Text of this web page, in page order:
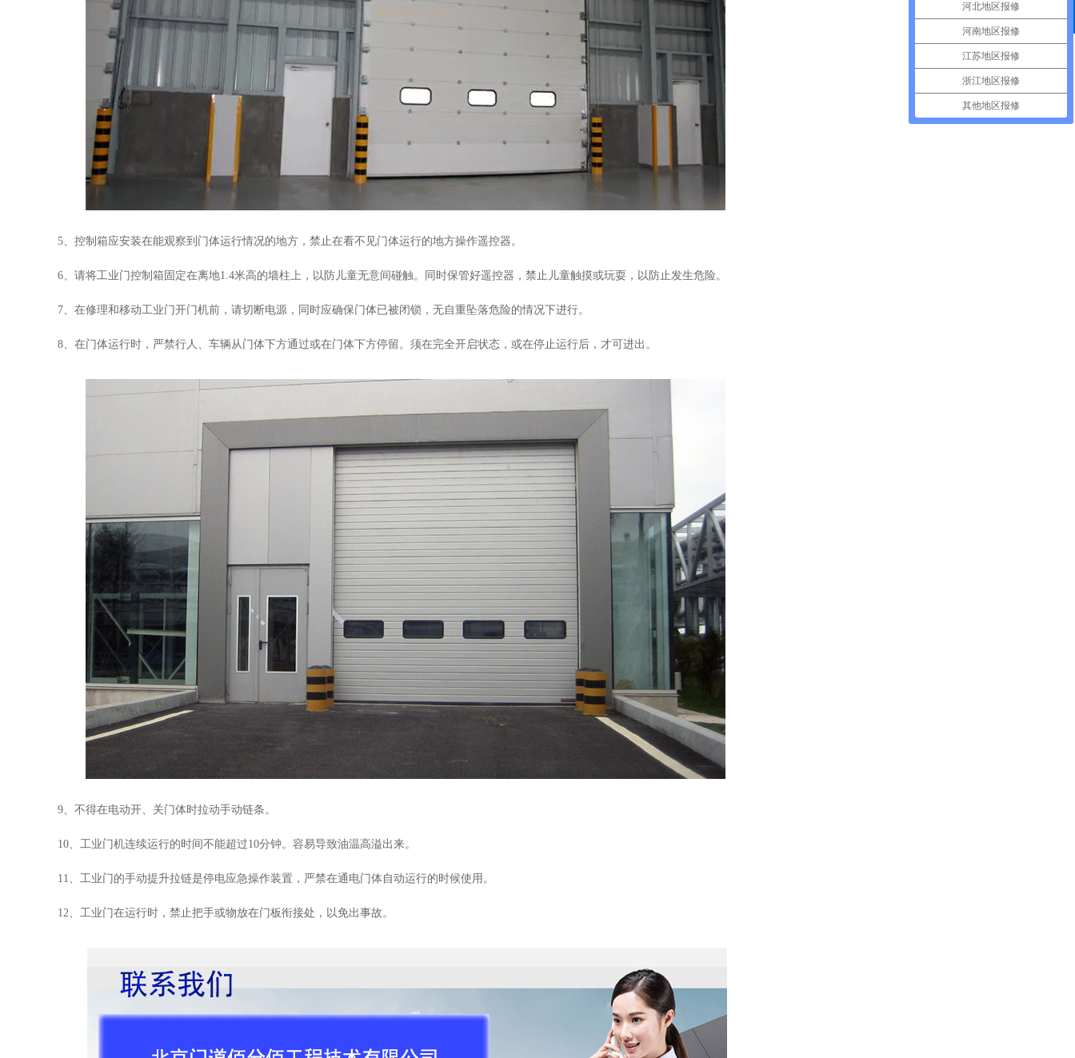
5、控制箱应安装在能观察到门体运行情况的地方，禁止在看不见门体运行的地方操作遥控器。
6、请将工业门控制箱固定在离地1.4米高的墙柱上，以防儿童无意间碰触。同时保管好遥控器，禁止儿童触摸或玩耍，以防止发生危险。
7、在修理和移动工业门开门机前，请切断电源，同时应确保门体已被闭锁，无自重坠落危险的情况下进行。
8、在门体运行时，严禁行人、车辆从门体下方通过或在门体下方停留。须在完全开启状态，或在停止运行后，才可进出。
9、不得在电动开、关门体时拉动手动链条。
10、工业门机连续运行的时间不能超过10分钟。容易导致油温高溢出来。
11、工业门的手动提升拉链是停电应急操作装置，严禁在通电门体自动运行的时候使用。
12、工业门在运行时，禁止把手或物放在门板衔接处，以免出事故。
400电话
河北地区报修
河南地区报修
江苏地区报修
浙江地区报修
其他地区报修